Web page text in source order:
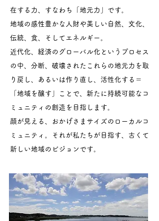
在する力、すなわち「地元力」です。
地域の感性豊かな人財や美しい自然、文化、
伝統、食、そしてエネルギー。
​近代化、経済のグローバル化というプロセス
の中、分断、破壊されたこれらの地元力を取
り戻し、あるいは作り直し、活性化する＝
「地域を醸す」ことで、新たに持続可能なコ
ミュニティの創造を目指します。​
顔が見える、おかげさまサイズのローカルコ
ミュニティ。それが私たちが目指す、古くて
新しい地域のビジョンです。